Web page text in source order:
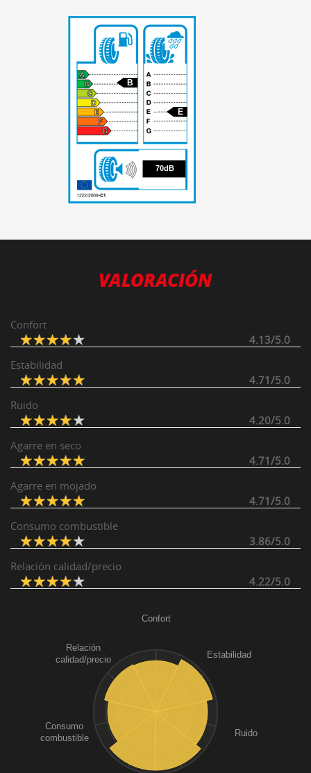
70
B
E
70dB
VALORACIÓN
Confort
4.13/5.0
Estabilidad
4.71/5.0
Ruido
4.20/5.0
Agarre en seco
4.71/5.0
Agarre en mojado
4.71/5.0
Consumo combustible
3.86/5.0
Relación calidad/precio
4.22/5.0
Confort
Estabilidad
Ruido
Consumo
combustible
Relación
calidad/precio